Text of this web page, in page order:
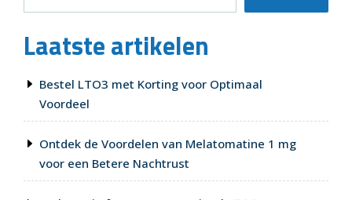
Laatste artikelen
Bestel LTO3 met Korting voor Optimaal
Voordeel
Ontdek de Voordelen van Melatomatine 1 mg
voor een Betere Nachtrust